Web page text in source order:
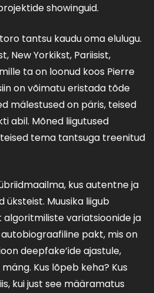
showinguid.
tantsu kaudu oma elulugu.
New Yorkikst, Pariisist,
ta on loonud koos Pierre
on võimatu eristada tõde
mälestused on päris, teised
abil. Mõned liigutused
tema tantsuga treenitud
kus autentne ja
Muusika liigub
variatsioonide ja
pakt, mis on
deepfake’ide ajastule,
Kus lõpeb keha? Kus
kui just see määramatus